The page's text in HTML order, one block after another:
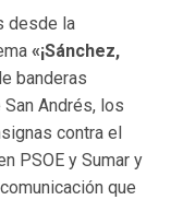
desde la
«¡Sánchez,
banderas
Andrés, los
contra el
PSOE y Sumar y
que